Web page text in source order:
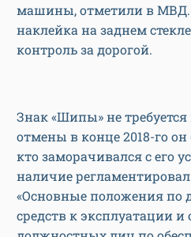
машины, отметили в МВД.
наклейка на заднем
контроль за дорогой.
Знак «Шипы» не требуется
отмены в конце 2018-го
кто заморачивался с его
наличие
«Основные положения по
средств к эксплуатации и